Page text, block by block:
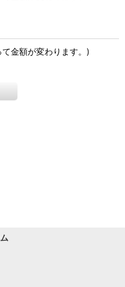
金額が変わります。)